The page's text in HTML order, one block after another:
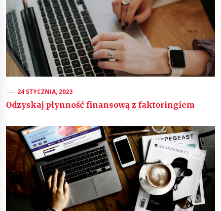
24 STYCZNIA, 2023
Odzyskaj płynność finansową z faktoringiem